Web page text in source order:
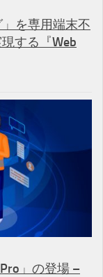
を専用端末不
する『Web
」の登場 –